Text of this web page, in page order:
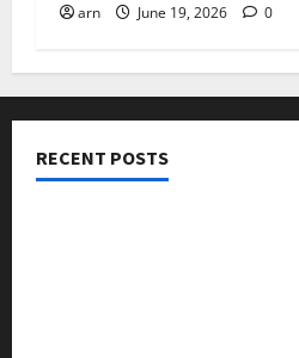
arn June 19, 2026 0
RECENT POSTS